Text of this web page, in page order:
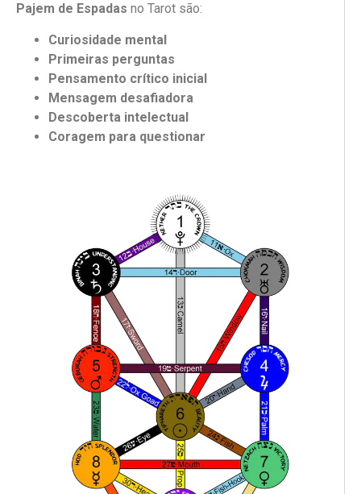
Pajem de Espadas no Tarot são:
Curiosidade mental
Primeiras perguntas
Pensamento crítico inicial
Mensagem desafiadora
Descoberta intelectual
Coragem para questionar